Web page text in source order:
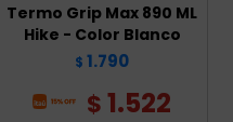
Termo Grip Max 890 ML
Hike - Color Blanco
$ 1.790
$1.522